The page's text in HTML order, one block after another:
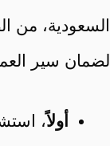
السعودية، من
لضمان سير
أولاً،